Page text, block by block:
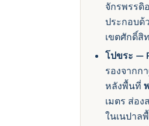
จักรพรรดิ
ประกอบด้
เขตศักดิ์สิ
โปขระ —
รองจากก
หลังพื้นที่
เมตร ส่อ
ในเนปาล
การเดินทางมรดกแล
วัฒนธรรม
11 วัน • กาฐมาณฑุ เนปาลจาก